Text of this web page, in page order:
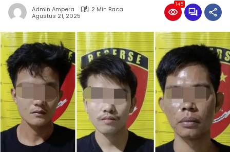
nasional
maupun
international,
bernuansa
lokal
dan
dinamis,
memiliki
kisaran
harga
iklan
yang
relatif
lebih
Admin Ampera
2 Min Baca
Agustus 21, 2025
145